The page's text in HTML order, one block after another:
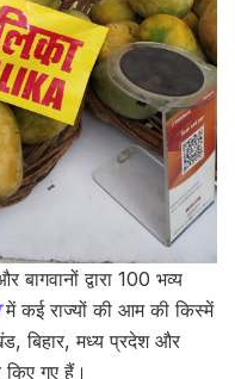
बागवानों द्वारा 100 भव्य
में कई राज्यों की आम की किस्में
बिहार, मध्य प्रदेश और
गए हैं।